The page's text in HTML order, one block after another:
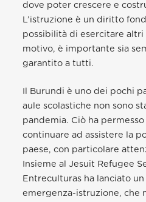
dove poter crescere e
L’istruzione è un diritto
possibilità di esercitare
motivo, è importante sia
garantito a tutti.
Il Burundi è uno dei pochi
aule scolastiche non sono
pandemia. Ciò ha permesso
continuare ad assistere la
paese, con particolare
Insieme al Jesuit Refugee
Entreculturas ha lanciato
emergenza-istruzione, che